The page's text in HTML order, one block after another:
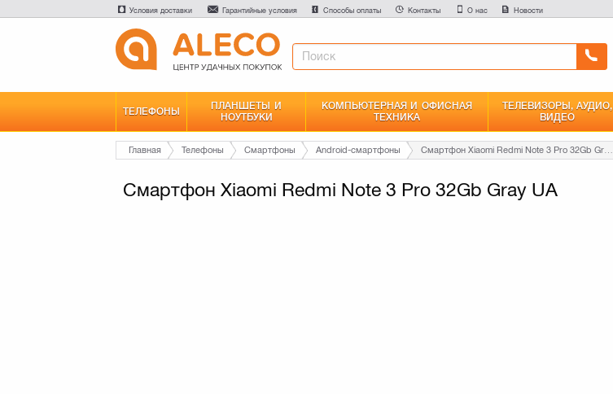
Условия доставки Гарантийные условия Способы оплаты Контакты О нас Новости
ТЕЛЕФОНЫ
ПЛАНШЕТЫ И
НОУТБУКИ
КОМПЬЮТЕРНАЯ И ОФИСНАЯ
ТЕХНИКА
ТЕЛЕВИЗОРЫ, АУДИО,
ВИДЕО
Главная Телефоны Смартфоны Android-смартфоны
Смартфон Xiaomi Redmi Note 3 Pro 32Gb Gray UA